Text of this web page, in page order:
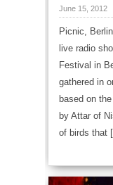
June 15, 2012
Picnic,
live radio
Festival in
gathered in
based on
by Attar of
of birds that